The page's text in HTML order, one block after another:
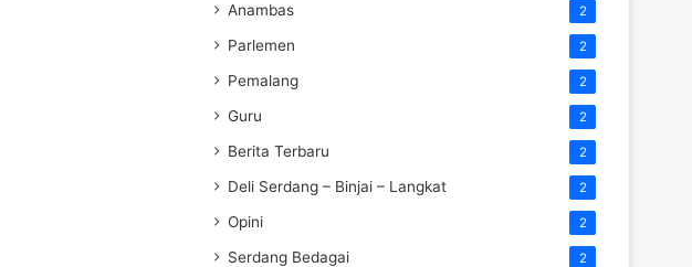
Anambas 2
Parlemen 2
Pemalang 2
Guru 2
Berita Terbaru 2
Deli Serdang – Binjai – Langkat 2
Opini 2
Serdang Bedagai 2